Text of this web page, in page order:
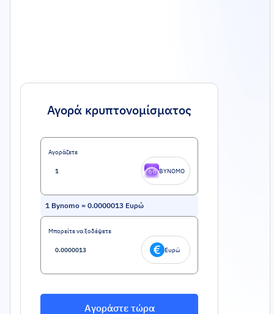
Αγορά κρυπτονομίσματος
Αγοράζετε
BYNOMO
1 Bynomo = 0.0000013 Ευρώ
Μπορείτε να ξοδέψετε
Ευρώ
Αγοράστε τώρα